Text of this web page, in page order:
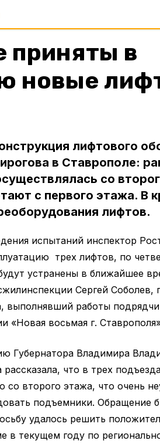
приняты в
новые
лифтового
в Ставрополе:
со
с первого этажа. В
лифтов.
испытаний инспектор
трех лифтов, по
устранены в ближайшее
Сергей Соболев,
выполнявший работы
«Новая восьмая г.
Губернатора Владимира
что в трех
со второго этажа, что очень
подъемники. Обращение
удалось решить
в текущем году по